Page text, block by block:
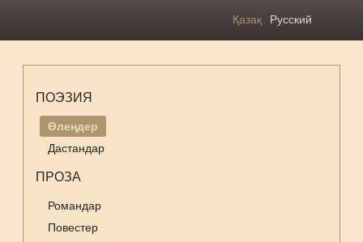
Қазақ Русский
ПОЭЗИЯ
Өлеңдер
Дастандар
ПРОЗА
Романдар
Повестер